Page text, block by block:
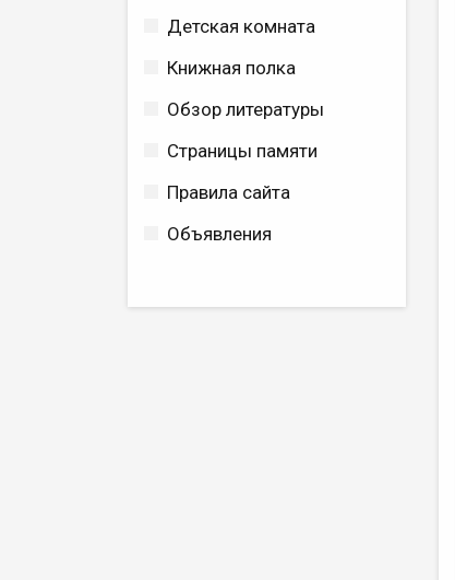
Детская комната
Книжная полка
Обзор литературы
Страницы памяти
Правила сайта
Объявления